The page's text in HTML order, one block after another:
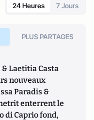
24 Heures 7 Jours
PLUS PARTAGES
Laetitia Casta
nouveaux
Paradis &
enterrent le
di Caprio fond,